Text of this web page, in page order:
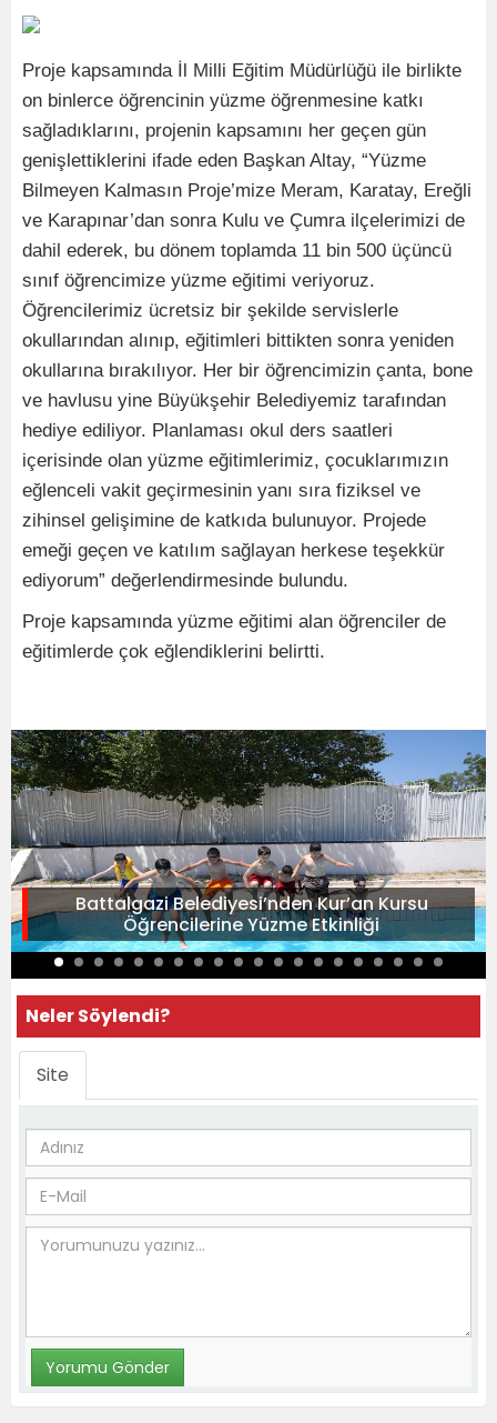
Proje kapsamında İl Milli Eğitim Müdürlüğü ile birlikte
on binlerce öğrencinin yüzme öğrenmesine katkı
sağladıklarını, projenin kapsamını her geçen gün
genişlettiklerini ifade eden Başkan Altay, “Yüzme
Bilmeyen Kalmasın Proje’mize Meram, Karatay, Ereğli
ve Karapınar’dan sonra Kulu ve Çumra ilçelerimizi de
dahil ederek, bu dönem toplamda 11 bin 500 üçüncü
sınıf öğrencimize yüzme eğitimi veriyoruz.
Öğrencilerimiz ücretsiz bir şekilde servislerle
okullarından alınıp, eğitimleri bittikten sonra yeniden
okullarına bırakılıyor. Her bir öğrencimizin çanta, bone
ve havlusu yine Büyükşehir Belediyemiz tarafından
hediye ediliyor. Planlaması okul ders saatleri
içerisinde olan yüzme eğitimlerimiz, çocuklarımızın
eğlenceli vakit geçirmesinin yanı sıra fiziksel ve
zihinsel gelişimine de katkıda bulunuyor. Projede
emeği geçen ve katılım sağlayan herkese teşekkür
ediyorum” değerlendirmesinde bulundu.
Proje kapsamında yüzme eğitimi alan öğrenciler de
eğitimlerde çok eğlendiklerini belirtti.
Battalgazi Belediyesi’nden Kur’an Kursu
Öğrencilerine Yüzme Etkinliği
Neler Söylendi?
Site